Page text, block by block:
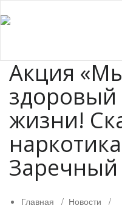
Акция
здоровый
жизни!
Заречный
Главная / Новости /